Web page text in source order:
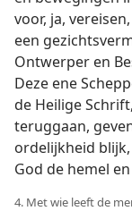
voor, ja,
een
Ontwerper en
Deze ene
de Heilige
teruggaan,
ordelijkheid
God de hemel
4. Met wie leeft de